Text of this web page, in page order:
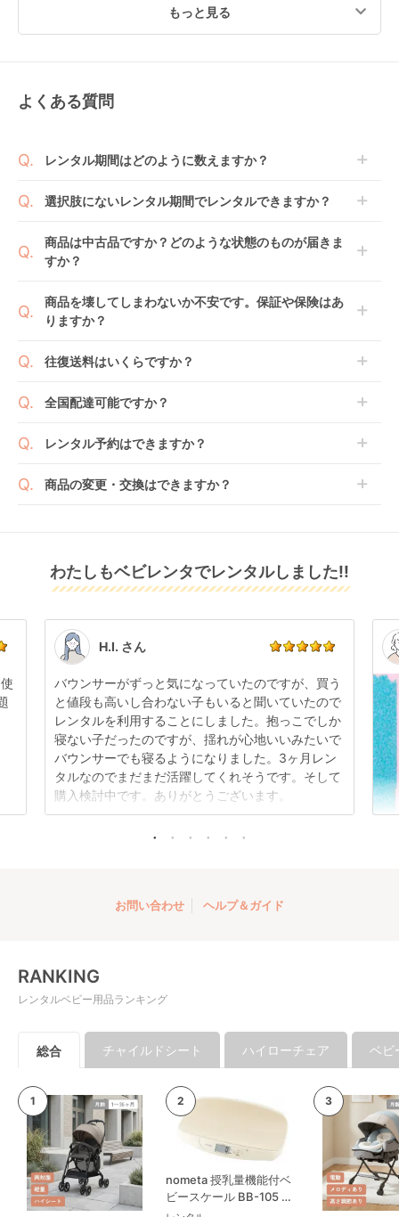
レンタル
7,953 円 〜
ッド
レンタル
8,635 円 〜
おふとんサークル（ひ
ヤマサキ(Yamasaki)
ベビーサークル
レンタル
ラーサイズベビーベッ
ド
レンタル
サイズベビーベッド
ーサイズベビーベッド
レンタル
10,230 円 〜
なし SLEEPY 石崎家
具 レギュラーサイズ
ベビーベッド
レンタル
5,115円 〜
マサキ(Yamasaki)
レンタル
6,776円 〜
スリーピー ベッド V3
ストッケ(STOKKE)
24,849円 〜
もっと見る
よくある質問
レンタル期間はどのように数えますか？
開始日1日目となります。
日までに配送業者（佐川急便）に商品の引渡しとなり
ます。
選択肢にないレンタル期間でレンタルできますか？
間の利用が可能です。
例えば4ヶ月の場合、3ヶ月レンタル＋1ヶ月延長とし
の上で、早期にご返却ください。
商品は中古品ですか？どのような状態のものが届きま
すか？
のもございます。
新品商品はメーカーから仕入れた状態のものをお送り
走行テストを行う場合がございます。
となる場合がございます。その際、メーカーの都合に
場合や、在庫切れによりご注文をキャンセルさせてい
い。
※万が一キャンセルとなった場合には、代金は全額ご
てお届けしております。そのため、小さなキズや使用
感はございますが、故障や大きなキズ、シミなどのリ
す。
点検清掃については
もご確認ください。
商品を壊してしまわないか不安です。保証や保険はあ
りますか？
おります。
ョンをご購入ください。
詳しくはこちらをご確認ください。
往復送料はいくらですか？
へ入れ、カートページから住所を入力すると送料が確
全国配達可能ですか？
※空港への配達はご対応できかねますのであらかじめ
レンタル予約はできますか？
可能ですので、商品のご注文時にご希望のお日にちに
商品の変更・交換はできますか？
また、レンタル期間の変更も商品発送前であれば変更
可能です。
い。
わたしもベビレンタでレンタルしました!!
H.I. さん
バウンサーがずっと気になっていたのですが、買う
と値段も高いし合わない子もいると聞いていたので
レンタルを利用することにしました。抱っこでしか
寝ない子だったのですが、揺れが心地いいみたいで
バウンサーでも寝るようになりました。3ヶ月レン
タルなのでまだまだ活躍してくれそうです。そして
購入検討中です。ありがとうございます。
お問い合わせ ヘルプ＆ガイド
RANKING
レンタルベビー用品ランキング
総合 チャイルドシート ハイローチェア ベビ
nometa 授乳量機能付ベ
ビースケール BB-105 タ
ニタ(TANITA) ベビースケ